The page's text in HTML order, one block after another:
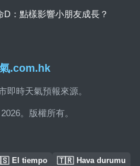
.com.hk
即時天氣預報來源。
。版權所有。
：點樣影響小朋友成長？
El tiempo 🇹🇷 Hava durumu